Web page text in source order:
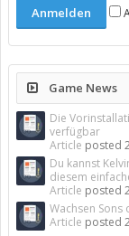
Game News
Die
verfügbar
Article posted
Du kannst
diesem
Article posted
Wachsen Sons
Article posted